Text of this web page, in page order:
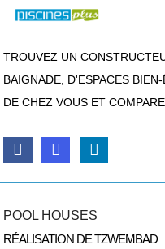
TROUVEZ UN
BAIGNADE, D'ESPACES
DE CHEZ VOUS ET
POOL HOUSES
RÉALISATION DE TZWEMBAD